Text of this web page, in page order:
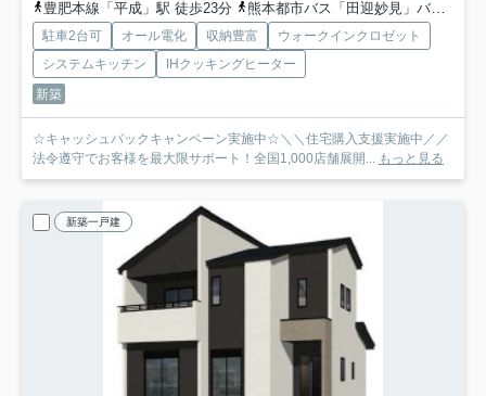
豊肥本線「平成」駅 徒歩23分
熊本都市バス「田迎妙見」バス停下車 徒歩5分
駐車2台可 オール電化 収納豊富
ウォークインクロゼット
システムキッチン
IHクッキングヒーター
新築
☆キャッシュバックキャンペーン実施中☆＼＼住宅購入支援実施中／／
法令遵守でお客様を最大限サポート！全国1,000店舗展開... もっと見る
新築一戸建